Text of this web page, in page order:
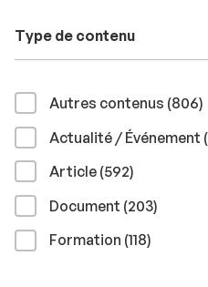
Type de contenu
Autres contenus (806)
Actualité / Événement
Article (592résultats
)
Document (203résultats
)
Formation (118résultats
)